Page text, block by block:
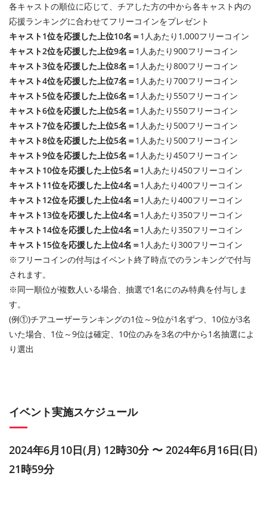
各キャストの順位に応じて、チアした方の中から各キャスト内の
応援ランキングに合わせてフリーコインをプレゼント
キャスト1位を応援した上位10名＝1人あたり1,000フリーコイン
キャスト2位を応援した上位9名＝1人あたり900フリーコイン
キャスト3位を応援した上位8名＝1人あたり800フリーコイン
キャスト4位を応援した上位7名＝1人あたり700フリーコイン
キャスト5位を応援した上位6名＝1人あたり550フリーコイン
キャスト6位を応援した上位5名＝1人あたり550フリーコイン
キャスト7位を応援した上位5名＝1人あたり500フリーコイン
キャスト8位を応援した上位5名＝1人あたり500フリーコイン
キャスト9位を応援した上位5名＝1人あたり450フリーコイン
キャスト10位を応援した上位5名＝1人あたり450フリーコイン
キャスト11位を応援した上位4名＝1人あたり400フリーコイン
キャスト12位を応援した上位4名＝1人あたり400フリーコイン
キャスト13位を応援した上位4名＝1人あたり350フリーコイン
キャスト14位を応援した上位4名＝1人あたり350フリーコイン
キャスト15位を応援した上位4名＝1人あたり300フリーコイン
※フリーコインの付与はイベント終了時点でのランキングで付与
されます。
※同一順位が複数人いる場合、抽選で1名にのみ特典を付与しま
す。
(例①)チアユーザーランキングの1位～9位が1名ずつ、10位が3名
いた場合、1位～9位は確定、10位のみを3名の中から1名抽選によ
り選出
イベント実施スケジュール
2024年6月10日(月) 12時30分 〜 2024年6月16日(日)
21時59分